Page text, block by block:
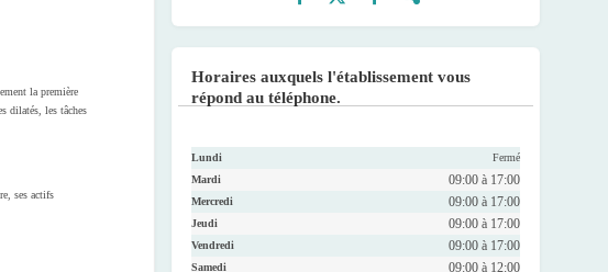
la première
dilatés, les tâches
ses actifs
Horaires auxquels l'établissement vous
répond au téléphone.
Lundi
Fermé
Mardi
09:00 à 17:00
Mercredi 09:00 à 17:00
Jeudi 09:00 à 17:00
Vendredi 09:00 à 17:00
Samedi 09:00 à 12:00